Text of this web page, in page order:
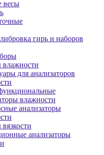
весы
гирь и наборов
влажности
для анализаторов
влажности
анализаторы
анализаторы